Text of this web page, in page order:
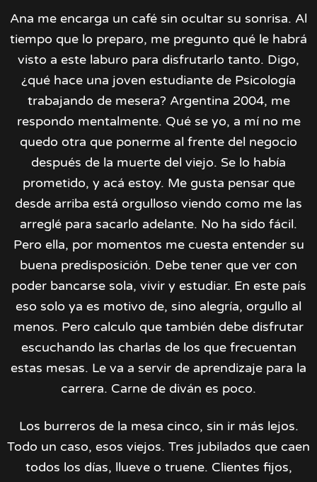
Ana me encarga un café sin ocultar su sonrisa. Al
tiempo que lo preparo, me pregunto qué le habrá
visto a este laburo para disfrutarlo tanto. Digo,
¿qué hace una joven estudiante de Psicología
trabajando de mesera? Argentina 2004, me
respondo mentalmente. Qué se yo, a mí no me
quedo otra que ponerme al frente del negocio
después de la muerte del viejo. Se lo había
prometido, y acá estoy. Me gusta pensar que
desde arriba está orgulloso viendo como me las
arreglé para sacarlo adelante. No ha sido fácil.
Pero ella, por momentos me cuesta entender su
buena predisposición. Debe tener que ver con
poder bancarse sola, vivir y estudiar. En este país
eso solo ya es motivo de, sino alegría, orgullo al
menos. Pero calculo que también debe disfrutar
escuchando las charlas de los que frecuentan
estas mesas. Le va a servir de aprendizaje para la
carrera. Carne de diván es poco.
Los burreros de la mesa cinco, sin ir más lejos.
Todo un caso, esos viejos. Tres jubilados que caen
todos los días, llueve o truene. Clientes fijos,